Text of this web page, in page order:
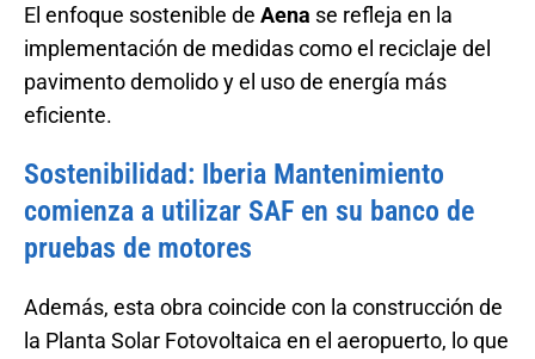
El enfoque sostenible de Aena se refleja en la
implementación de medidas como el reciclaje del
pavimento demolido y el uso de energía más
eficiente.
Sostenibilidad: Iberia Mantenimiento
comienza a utilizar SAF en su banco de
pruebas de motores
Además, esta obra coincide con la construcción de
la Planta Solar Fotovoltaica en el aeropuerto, lo que